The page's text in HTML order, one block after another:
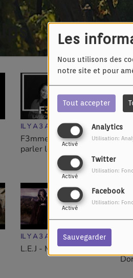
Les
Nous utilisons des
notre site et pour
Tout accepter
Analytics
Activé
Utilisation:
Twitter
Activé
Utilisation:
Facebook
Activé
Utilisation:
Sauvegarder
IL Y A 3 ANS
F3mmes - Laissons
parler les hommes
IL Y
IL Y A 3 ANS
L.E.J - Mashup 80s